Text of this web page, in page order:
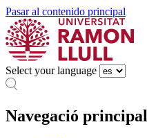
Pasar al contenido principal
Select your language
Navegació principal